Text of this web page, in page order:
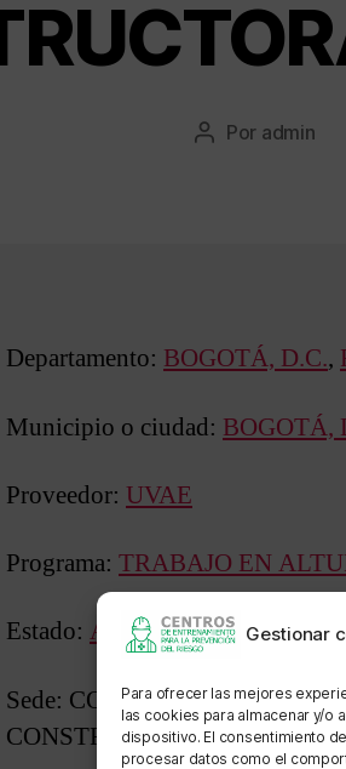
Gestionar
Para ofrecer las mejores
las cookies para almacenar y/o
dispositivo. El consentimiento
procesar datos como el
Autor
Por admin
Departamento: BOGOTÁ, D.C.,
Municipio o ciudad: BOGOTÁ,
Proveedor: UVAE
Programa: TRABAJO EN
Estado: APROBADO
Sede: CONSTRUCTORA LAS
CONSTRUCTORA LAS